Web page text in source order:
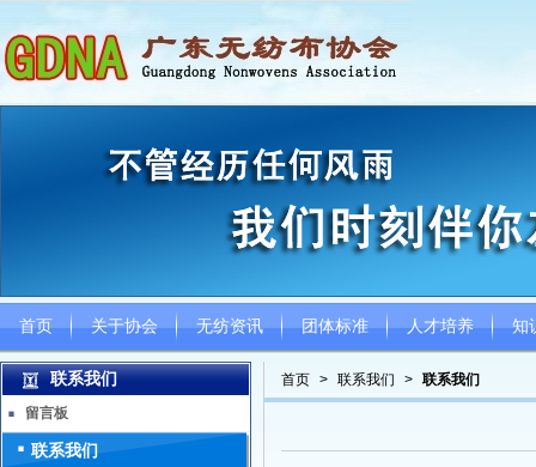
首页 关于协会 无纺资讯 团体标准 人才培养 知
首页 > 联系我们 > 联系我们
联系我们
留言板
联系我们